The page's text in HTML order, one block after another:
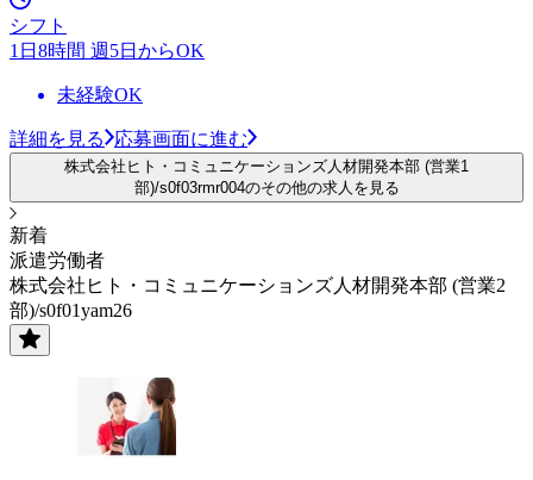
シフト
1日8時間 週5日からOK
未経験OK
詳細を見る 応募画面に進む
株式会社ヒト・コミュニケーションズ人材開発本部 (営業1
部)/s0f03rmr004のその他の求人を見る
新着
派遣労働者
株式会社ヒト・コミュニケーションズ人材開発本部 (営業2
部)/s0f01yam26